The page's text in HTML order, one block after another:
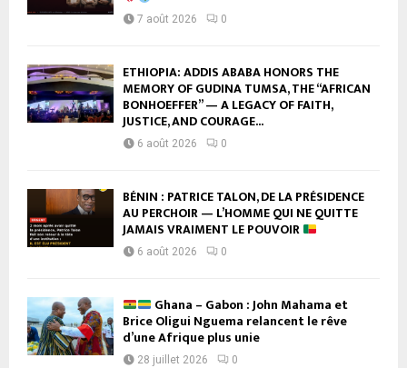
7 août 2026 0
ETHIOPIA: ADDIS ABABA HONORS THE
MEMORY OF GUDINA TUMSA, THE “AFRICAN
BONHOEFFER” — A LEGACY OF FAITH,
JUSTICE, AND COURAGE...
6 août 2026 0
BÉNIN : PATRICE TALON, DE LA PRÉSIDENCE
AU PERCHOIR — L’HOMME QUI NE QUITTE
JAMAIS VRAIMENT LE POUVOIR
6 août 2026 0
Ghana – Gabon : John Mahama et
Brice Oligui Nguema relancent le rêve
d’une Afrique plus unie
28 juillet 2026 0